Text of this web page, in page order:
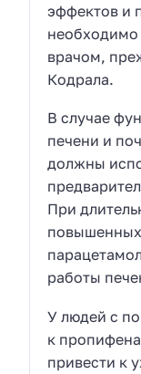
эффектов и
необходимо
врачом,
Кодрала.
В случае
печени и
должны
При
повышенных
работы
У людей с
к
привести к